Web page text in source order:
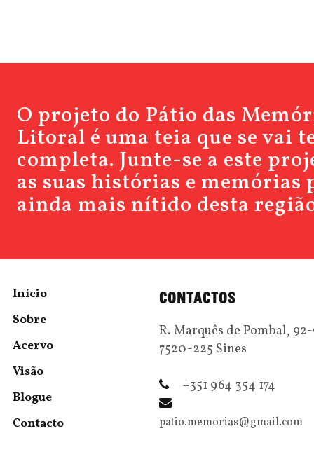
O projeto do Pátio das
Litoral é uma teia que se vai
completa. Junte-se a este
as suas histórias e
ainda mais nítido desta
Início
Sobre
Acervo
Visão
Blogue
Contacto
CONTACTOS
R. Marquês de Pombal,
7520-225 Sines
+351 964 354 174
patio.memorias@gmail.com